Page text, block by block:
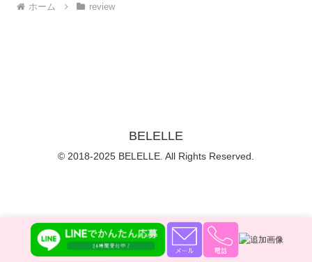
ホーム review
BELELLE
© 2018-2025 BELELLE. All Rights Reserved.